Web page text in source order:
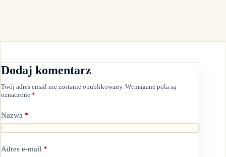
Dodaj komentarz
Twój adres email nie zostanie opublikowany. Wymagane pola są
oznaczone *
Nazwa *
Adres e-mail *